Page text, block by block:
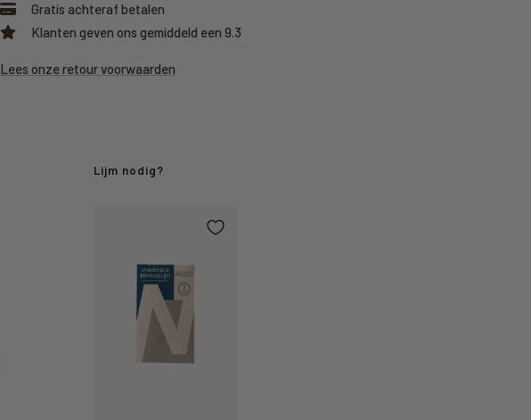
Gratis achteraf betalen
Klanten geven ons gemiddeld een 9.3
Lees onze retour voorwaarden
Lijm nodig?